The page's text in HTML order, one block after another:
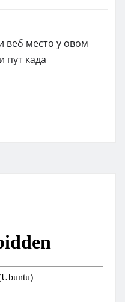
веб место у овом
пут када